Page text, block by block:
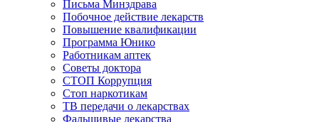
Письма Минздрава
Побочное действие лекарств
Повышение квалификации
Программа Юнико
Работникам аптек
Советы доктора
СТОП Коррупция
Стоп наркотикам
ТВ передачи о лекарствах
Фальшивые лекарства